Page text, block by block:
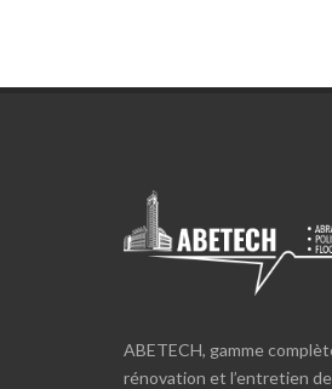
ABETECH, gamme
rénovation et l’entretien